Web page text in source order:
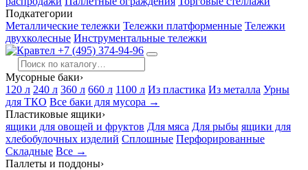
Подкатегории
Металлические тележки Тележки платформенные Тележки
двухколесные Инструментальные тележки
+7 (495) 374-94-96
Мусорные баки›
120 л 240 л 360 л 660 л 1100 л Из пластика Из металла Урны
для ТКО Все баки для мусора →
Пластиковые ящики›
ящики для овощей и фруктов Для мяса Для рыбы ящики для
хлебобулочных изделий Сплошные Перфорированные
Складные Все →
Паллеты и поддоны›